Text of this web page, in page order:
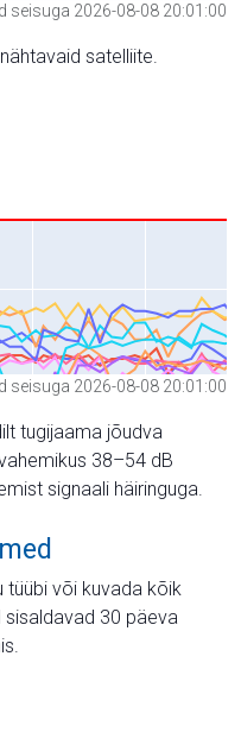
seisuga 2026-08-08 20:01:00
satelliite.
seisuga 2026-08-08 20:01:00
tugijaama jõudva
38–54 dB
signaali häiringuga.
tüübi või kuvada kõik
30 päeva